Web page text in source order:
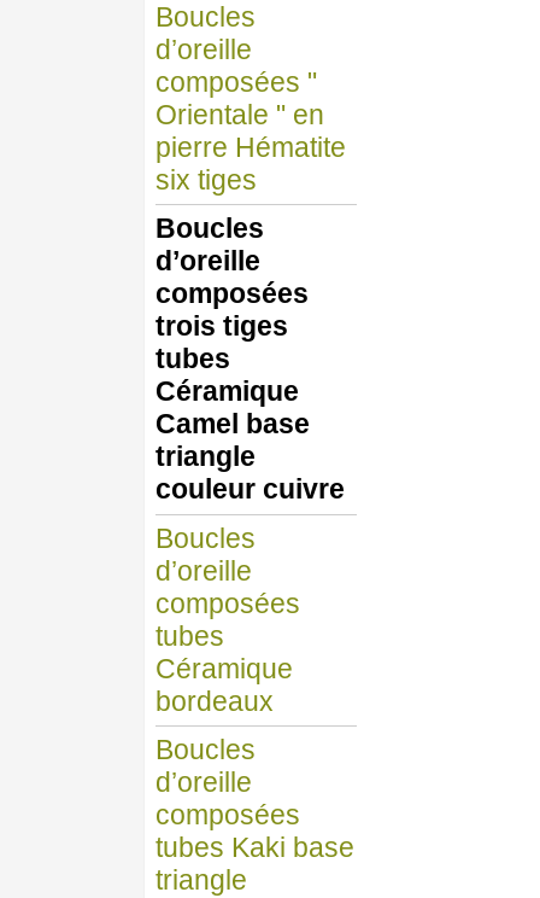
Boucles
d’oreille
composées "
Orientale " en
pierre Hématite
six tiges
Boucles
d’oreille
composées
trois tiges
tubes
Céramique
Camel base
triangle
couleur cuivre
Boucles
d’oreille
composées
tubes
Céramique
bordeaux
Boucles
d’oreille
composées
tubes Kaki base
triangle